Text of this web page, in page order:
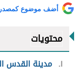
أضف موضوع
محتويات
١ مدينة القدس